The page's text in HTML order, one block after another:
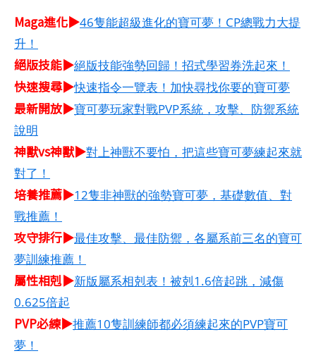
Maga進化▶46隻能超級進化的寶可夢！CP總戰力大提
升！
絕版技能▶絕版技能強勢回歸！招式學習券洗起來！
快速搜尋▶快速指令一覽表！加快尋找你要的寶可夢
最新開放▶寶可夢玩家對戰PVP系統，攻擊、防禦系統
說明
神獸vs神獸▶對上神獸不要怕，把這些寶可夢練起來就
對了！
培養推薦▶12隻非神獸的強勢寶可夢，基礎數值、對
戰推薦！
攻守排行▶最佳攻擊、最佳防禦，各屬系前三名的寶可
夢訓練推薦！
屬性相剋▶新版屬系相剋表！被剋1.6倍起跳，減傷
0.625倍起
PVP必練▶推薦10隻訓練師都必須練起來的PVP寶可
夢！